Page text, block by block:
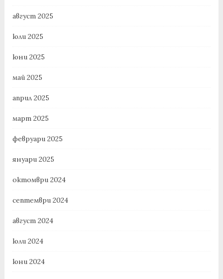
август 2025
юли 2025
юни 2025
май 2025
април 2025
март 2025
февруари 2025
януари 2025
октомври 2024
септември 2024
август 2024
юли 2024
юни 2024